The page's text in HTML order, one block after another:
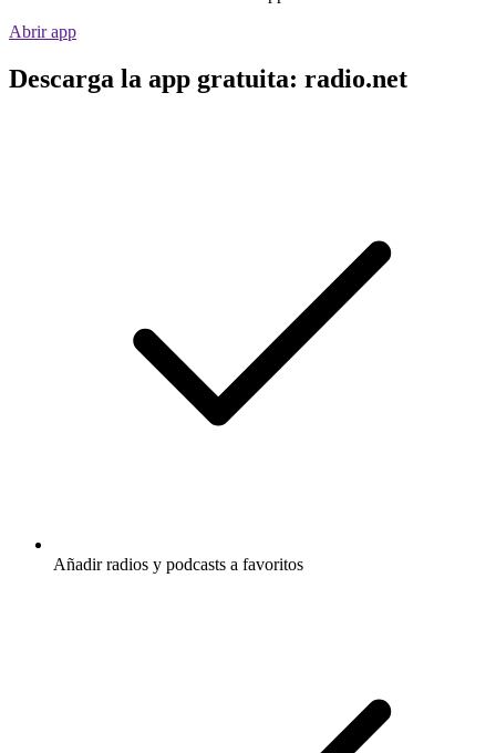
Abrir app
Descarga la app gratuita: radio.net
Añadir radios y podcasts a favoritos